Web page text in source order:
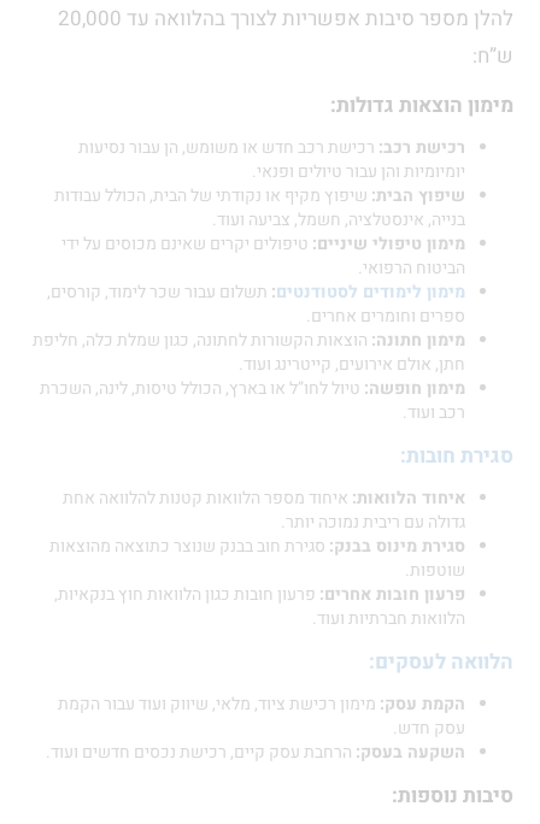
להלן מספר סיבות אפשריות לצורך בהלוואה עד 20,000
ש”ח:
מימון הוצאות גדולות:
רכישת רכב: רכישת רכב חדש או משומש, הן עבור נסיעות
יומיומיות והן עבור טיולים ופנאי.
שיפוץ הבית: שיפוץ מקיף או נקודתי של הבית, הכולל עבודות
בנייה, אינסטלציה, חשמל, צביעה ועוד.
מימון טיפולי שיניים: טיפולים יקרים שאינם מכוסים על ידי
הביטוח הרפואי.
מימון לימודים לסטודנטים: תשלום עבור שכר לימוד, קורסים,
ספרים וחומרים אחרים.
מימון חתונה: הוצאות הקשורות לחתונה, כגון שמלת כלה, חליפת
חתן, אולם אירועים, קייטרינג ועוד.
מימון חופשה: טיול לחו”ל או בארץ, הכולל טיסות, לינה, השכרת
רכב ועוד.
סגירת חובות:
איחוד הלוואות: איחוד מספר הלוואות קטנות להלוואה אחת
גדולה עם ריבית נמוכה יותר.
סגירת מינוס בבנק: סגירת חוב בבנק שנוצר כתוצאה מהוצאות
שוטפות.
פרעון חובות אחרים: פרעון חובות כגון הלוואות חוץ בנקאיות,
הלוואות חברתיות ועוד.
הלוואה לעסקים:
הקמת עסק: מימון רכישת ציוד, מלאי, שיווק ועוד עבור הקמת
עסק חדש.
השקעה בעסק: הרחבת עסק קיים, רכישת נכסים חדשים ועוד.
סיבות נוספות: